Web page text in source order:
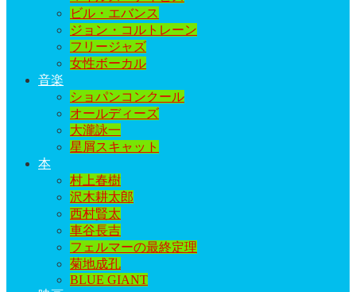
ビル・エバンス
ジョン・コルトレーン
フリージャズ
女性ボーカル
音楽
ショパンコンクール
オールディーズ
大瀧詠一
星屑スキャット
本
村上春樹
沢木耕太郎
西村賢太
車谷長吉
フェルマーの最終定理
菊地成孔
BLUE GIANT